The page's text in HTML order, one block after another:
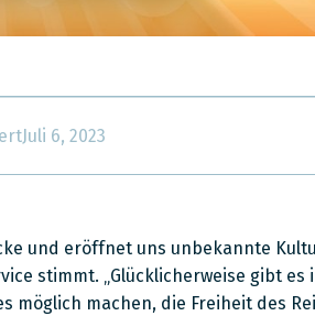
Juli 6, 2023
und eröffnet uns unbekannte
stimmt. „Glücklicherweise gibt es
möglich machen, die Freiheit des